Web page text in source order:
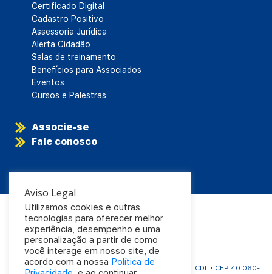
Certificado Digital
Cadastro Positivo
Assessoria Jurídica
Alerta Cidadão
Salas de treinamento
Benefícios para Associados
Eventos
Cursos e Palestras
Associe-se
Fale conosco
CDL Salvador | Rua Carlos Gomes, 1063 - Aflitos | Edf. CDL • CEP 40.060-
Aviso Legal
Utilizamos cookies e outras
tecnologias para oferecer melhor
experiência, desempenho e uma
personalização a partir de como
você interage em nosso site, de
acordo com a nossa Política de